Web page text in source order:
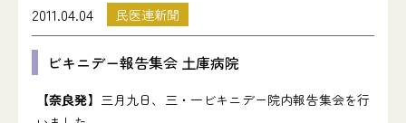
2011.04.04 民医連新聞
ビキニデー報告集会 土庫病院
【奈良発】 三月九日、三・一ビキニデー院内報告集会を行